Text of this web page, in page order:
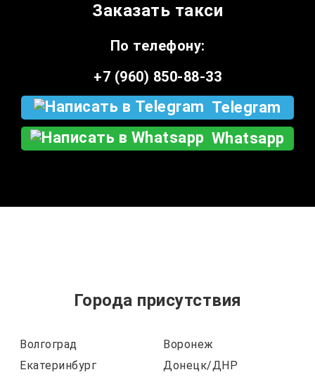
Заказать такси
По телефону:
+7 (960) 850-88-33
Telegram
Whatsapp
Города присутствия
Волгоград
Воронеж
Екатеринбург
Донецк/ДНР